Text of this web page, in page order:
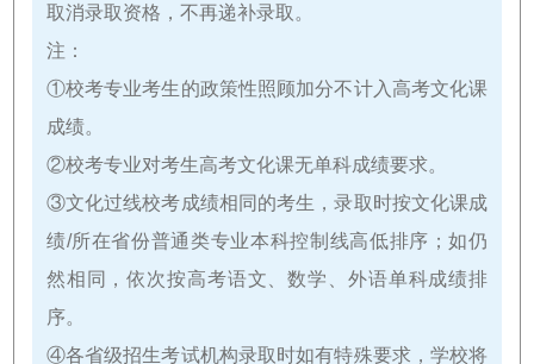
取消录取资格，不再递补录取。
注：
①校考专业考生的政策性照顾加分不计入高考文化课
成绩。
②校考专业对考生高考文化课无单科成绩要求。
③文化过线校考成绩相同的考生，录取时按文化课成
绩/所在省份普通类专业本科控制线高低排序；如仍
然相同，依次按高考语文、数学、外语单科成绩排
序。
④各省级招生考试机构录取时如有特殊要求，学校将